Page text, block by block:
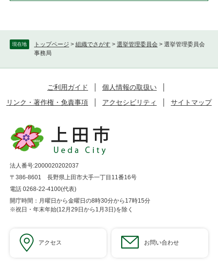
現在地 トップページ > 組織でさがす > 選挙管理委員会 > 選挙管理委員会
事務局
ご利用ガイド
個人情報の取扱い
リンク・著作権・免責事項
アクセシビリティ サイトマップ
法人番号:2000020202037
〒386-8601 長野県上田市大手一丁目11番16号
電話 0268-22-4100(代表)
開庁時間：月曜日から金曜日の8時30分から17時15分
※祝日・年末年始(12月29日から1月3日)を除く
アクセス お問い合わせ